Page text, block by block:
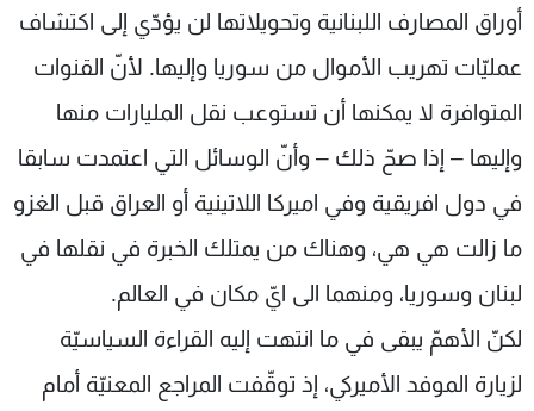
أوراق المصارف اللبنانية وتحويلاتها لن يؤدّي إلى اكتشاف
عمليّات تهريب الأموال من سوريا وإليها. لأنّ القنوات
المتوافرة لا يمكنها أن تستوعب نقل المليارات منها
وإليها – إذا صحّ ذلك – وأنّ الوسائل التي اعتمدت سابقا
في دول افريقية وفي اميركا اللاتينية أو العراق قبل الغزو
ما زالت هي هي، وهناك من يمتلك الخبرة في نقلها في
لبنان وسوريا، ومنهما الى ايّ مكان في العالم.
لكنّ الأهمّ يبقى في ما انتهت إليه القراءة السياسيّة
لزيارة الموفد الأميركي، إذ توقّفت المراجع المعنيّة أمام